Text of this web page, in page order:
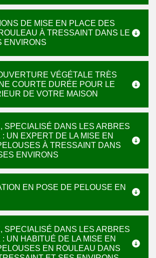
DE MISE EN PLACE DES
À TRESSAINT DANS LE
ENVIRONS
VÉGÉTALE TRÈS
COURTE DURÉE POUR LE
DE VOTRE MAISON
SPECIALISÉ DANS LES ARBRES
UN EXPERT DE LA MISE EN
À TRESSAINT DANS
ENVIRONS
EN POSE DE PELOUSE EN
SPECIALISÉ DANS LES ARBRES
UN HABITUÉ DE LA MISE EN
EN ROULEAU DANS